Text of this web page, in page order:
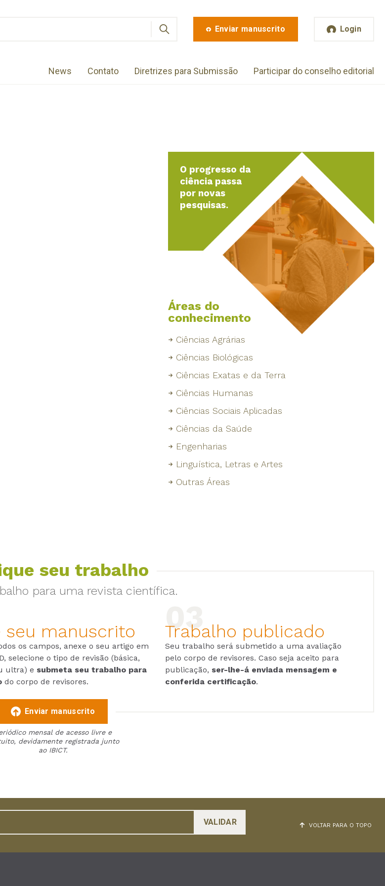
Enviar manuscrito Login
News Contato Diretrizes para Submissão Participar do conselho editorial
O progresso da
ciência passa
por novas
pesquisas.
Áreas do
conhecimento
Ciências Agrárias
Ciências Biológicas
Ciências Exatas e da Terra
Ciências Humanas
Ciências Sociais Aplicadas
Ciências da Saúde
Engenharias
Linguística, Letras e Artes
Outras Áreas
seu trabalho
para uma revista científica.
seu manuscrito
os campos, anexe o seu artigo em
selecione o tipo de revisão (básica,
ultra) e submeta seu trabalho para
do corpo de revisores.
Trabalho publicado
Seu trabalho será submetido a uma avaliação
pelo corpo de revisores. Caso seja aceito para
publicação, ser-lhe-á enviada mensagem e
conferida certificação.
Enviar manuscrito
mensal de acesso livre e
devidamente registrada junto
ao IBICT.
VOLTAR PARA O TOPO